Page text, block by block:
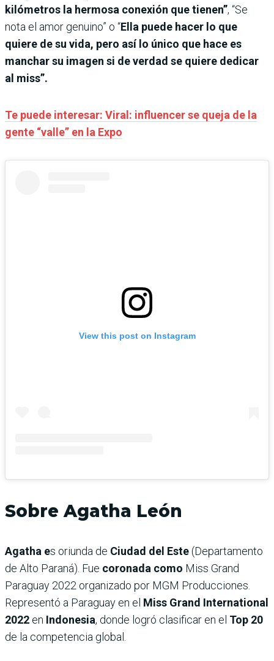
kilómetros la hermosa conexión que tienen”, “Se
nota el amor genuino” o “Ella puede hacer lo que
quiere de su vida, pero así lo único que hace es
manchar su imagen si de verdad se quiere dedicar
al miss”.
Te puede interesar: Viral: influencer se queja de la
gente “valle” en la Expo
View this post on Instagram
Sobre Agatha León
Agatha es oriunda de Ciudad del Este(Departamento
de Alto Paraná). Fue coronada como Miss Grand
Paraguay 2022 organizado por MGM Producciones.
Representó a Paraguay en el Miss Grand International
2022 en Indonesia, donde logró clasificar en el Top 20
de la competencia global.